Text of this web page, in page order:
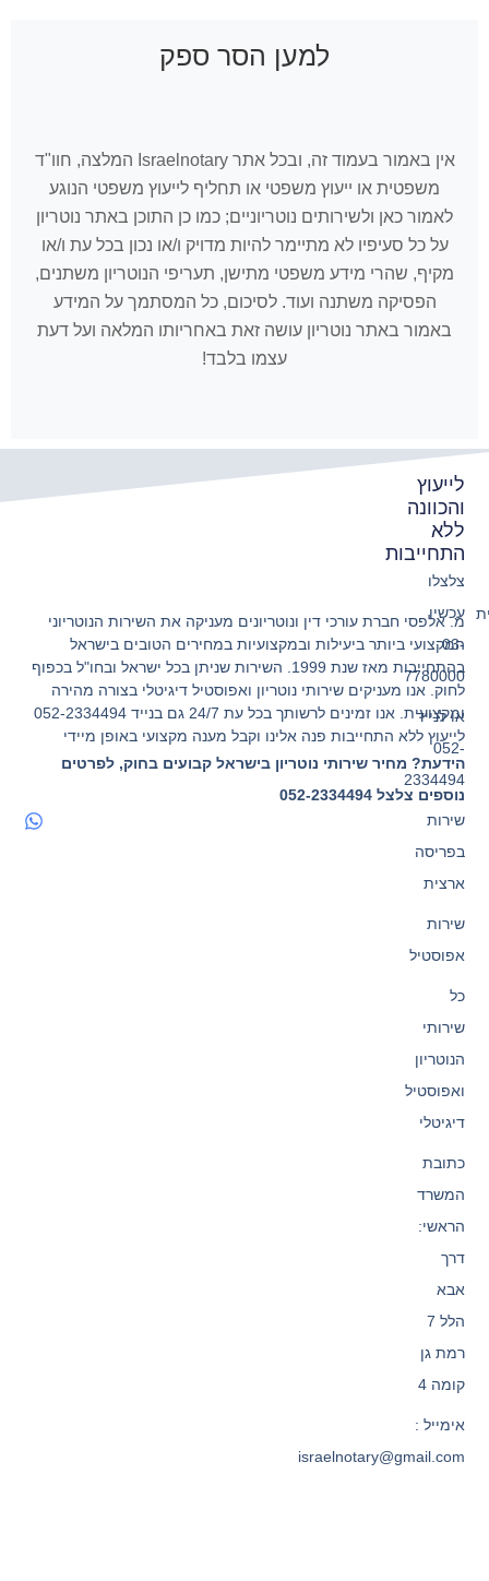
למען הסר ספק
אין באמור בעמוד זה, ובכל אתר Israelnotary המלצה, חוו"ד
משפטית או ייעוץ משפטי או תחליף לייעוץ משפטי הנוגע
לאמור כאן ולשירותים נוטריוניים; כמו כן התוכן באתר נוטריון
על כל סעיפיו לא מתיימר להיות מדויק ו/או נכון בכל עת ו/או
מקיף, שהרי מידע משפטי מתישן, תעריפי הנוטריון משתנים,
הפסיקה משתנה ועוד. לסיכום, כל המסתמך על המידע
באמור באתר נוטריון עושה זאת באחריותו המלאה ועל דעת
עצמו בלבד!
מ. אלפסי חברת עורכי דין ונוטריונים מעניקה את השירות הנוטריוני
המקצועי ביותר ביעילות ובמקצועיות במחירים הטובים בישראל
בהתחייבות מאז שנת 1999. השירות שניתן בכל ישראל ובחו"ל בכפוף
לחוק. אנו מעניקים שירותי נוטריון ואפוסטיל דיגיטלי בצורה מהירה
ומקצועית. אנו זמינים לרשותך בכל עת 24/7 גם בנייד 052-2334494
לייעוץ ללא התחייבות פנה אלינו וקבל מענה מקצועי באופן מיידי
הידעת? מחיר שירותי נוטריון בישראל קבועים בחוק, לפרטים
נוספים צלצל 052-2334494
לייעוץ
והכוונה
ללא
התחייבות
צלצלו
עכשיו
03-
7780000
או לנייד
052-
2334494
שירות
בפריסה
ארצית
שירות
אפוסטיל
כל
שירותי
הנוטריון
ואפוסטיל
דיגיטלי
כתובת
המשרד
הראשי:
דרך
אבא
הלל 7
רמת גן
קומה 4
אימייל :
israelnotary@gmail.com